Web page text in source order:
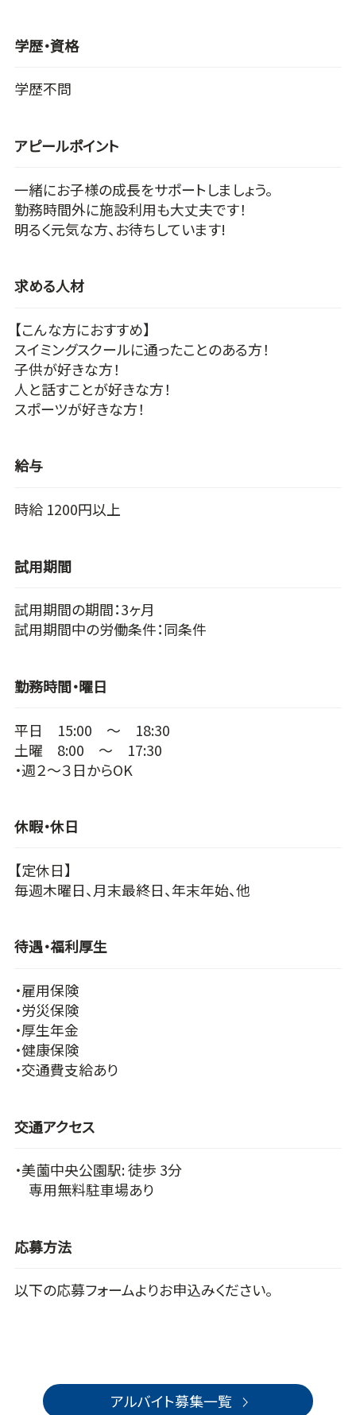
学歴・資格
学歴不問
アピールポイント
一緒にお子様の成長をサポートしましょう。
勤務時間外に施設利用も大丈夫です！
明るく元気な方、お待ちしています!
求める人材
【こんな方におすすめ】
スイミングスクールに通ったことのある方！
子供が好きな方！
人と話すことが好きな方！
スポーツが好きな方！
給与
時給 1200円以上
試用期間
試用期間の期間：3ヶ月
試用期間中の労働条件：同条件
勤務時間・曜日
平日 15:00 ～ 18:30
土曜 8:00 ～ 17:30
・週２～３日からOK
休暇・休日
【定休日】
毎週木曜日、月末最終日、年末年始、他
待遇・福利厚生
・雇用保険
・労災保険
・厚生年金
・健康保険
・交通費支給あり
交通アクセス
・美薗中央公園駅: 徒歩 3分
専用無料駐車場あり
応募方法
以下の応募フォームよりお申込みください。
アルバイト募集一覧